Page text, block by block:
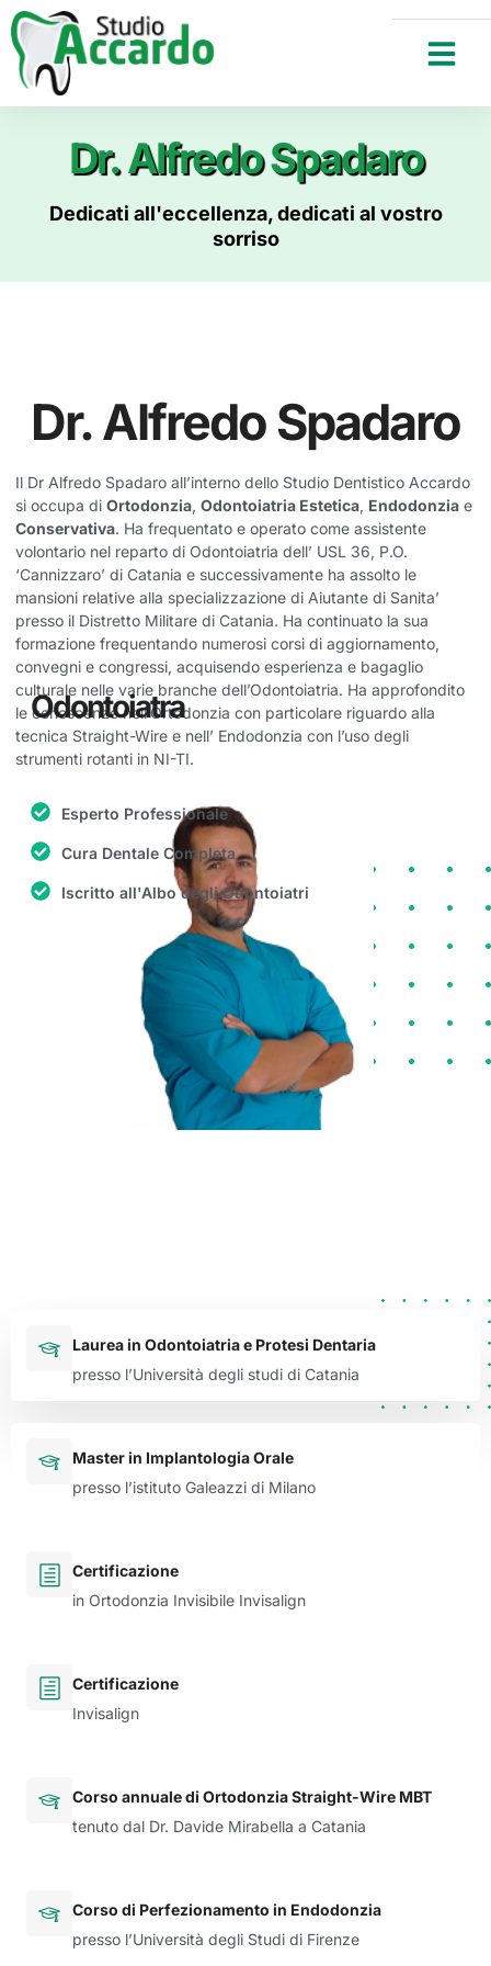
Dr. Alfredo Spadaro
Dedicati all'eccellenza, dedicati al vostro
sorriso
Dr. Alfredo Spadaro
Il Dr Alfredo Spadaro all’interno dello Studio Dentistico Accardo
si occupa di Ortodonzia, Odontoiatria Estetica, Endodonzia e
Conservativa. Ha frequentato e operato come assistente
volontario nel reparto di Odontoiatria dell’ USL 36, P.O.
‘Cannizzaro’ di Catania e successivamente ha assolto le
mansioni relative alla specializzazione di Aiutante di Sanita’
presso il Distretto Militare di Catania. Ha continuato la sua
formazione frequentando numerosi corsi di aggiornamento,
convegni e congressi, acquisendo esperienza e bagaglio
culturale nelle varie branche dell’Odontoiatria. Ha approfondito
le conoscenze nell’Ortodonzia con particolare riguardo alla
tecnica Straight-Wire e nell’ Endodonzia con l’uso degli
strumenti rotanti in NI-TI.
Odontoiatra
Esperto Professionale
Cura Dentale Completa
Iscritto all'Albo degli Odontoiatri
Laurea in Odontoiatria e Protesi Dentaria
presso l’Università degli studi di Catania
Master in Implantologia Orale
presso l’istituto Galeazzi di Milano
Certificazione
in Ortodonzia Invisibile Invisalign
Certificazione
Invisalign
Corso annuale di Ortodonzia Straight-Wire MBT
tenuto dal Dr. Davide Mirabella a Catania
Corso di Perfezionamento in Endodonzia
presso l’Università degli Studi di Firenze